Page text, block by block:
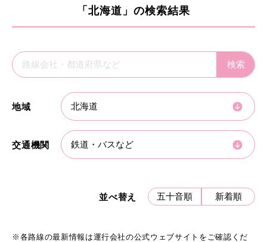
「北海道 」の検索結果
地域
交通機関
並べ替え 五十音順 新着順
※各路線の最新情報は運行会社の公式ウェブサイトをご確認くだ